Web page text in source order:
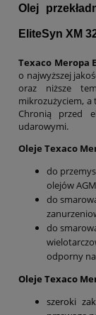
Olej
EliteSyn XM
Texaco Meropa
o najwyższej
oraz niższe
mikrozużyciem, a
Chronią przed
udarowymi.
Oleje Texaco
do
olejów
do
do
odporny
Oleje Texaco
szeroki